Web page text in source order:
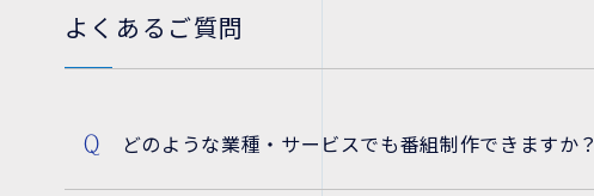
よくあるご質問
Q どのような業種・サービスでも番組制作できますか？